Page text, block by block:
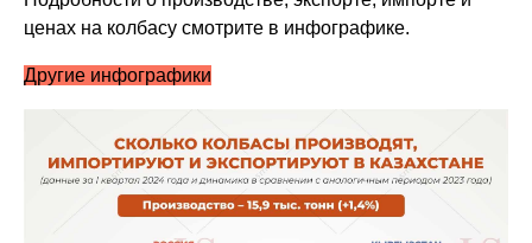
ценах на колбасу смотрите в инфографике.
Другие инфографики